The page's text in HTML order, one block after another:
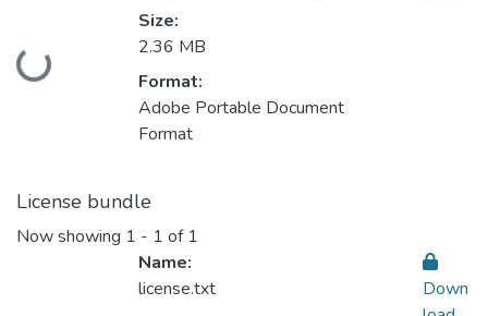
Loading...
Size:
2.36 MB
Format:
Adobe Portable Document
Format
License bundle
Now showing 1 - 1 of 1
Name:
license.txt
Down